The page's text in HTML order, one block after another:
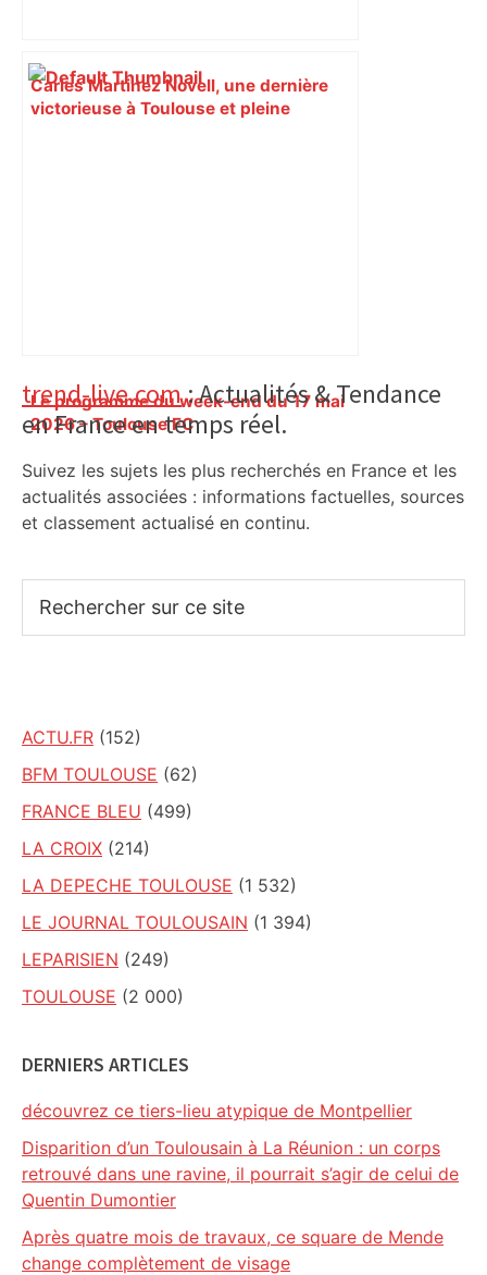
Carles Martinez Novell, une dernière
victorieuse à Toulouse et pleine
Le programme du week-end du 17 mai
2026 – Toulouse FC
Primary
Sidebar
trend-live.com: Actualités & Tendance
en France en temps réel.
Suivez les sujets les plus recherchés en France et les
actualités associées : informations factuelles, sources
et classement actualisé en continu.
sur
ACTU.FR (152)
BFM TOULOUSE (62)
FRANCE BLEU (499)
LA CROIX (214)
LA DEPECHE TOULOUSE (1 532)
LE JOURNAL TOULOUSAIN (1 394)
LEPARISIEN (249)
TOULOUSE (2 000)
DERNIERS ARTICLES
découvrez ce tiers-lieu atypique de Montpellier
Disparition d’un Toulousain à La Réunion : un corps
retrouvé dans une ravine, il pourrait s’agir de celui de
Quentin Dumontier
Après quatre mois de travaux, ce square de Mende
change complètement de visage